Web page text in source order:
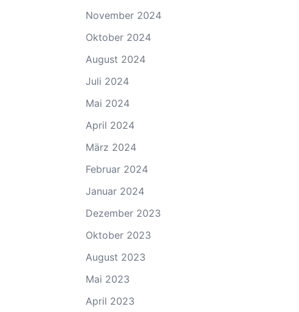
November 2024
Oktober 2024
August 2024
Juli 2024
Mai 2024
April 2024
März 2024
Februar 2024
Januar 2024
Dezember 2023
Oktober 2023
August 2023
Mai 2023
April 2023